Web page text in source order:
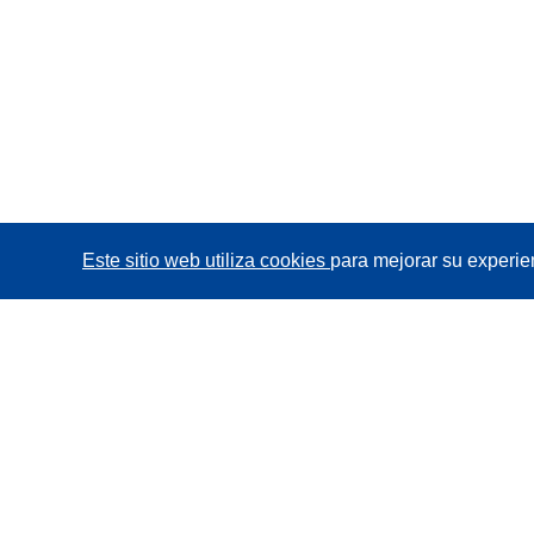
Este sitio web utiliza cookies para mejorar su